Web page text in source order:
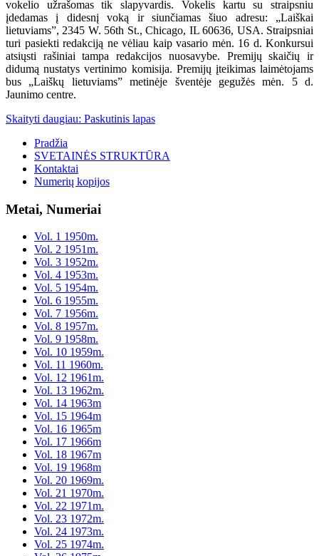
vokelio užrašomas tik slapyvardis. Vokelis kartu su straipsniu
įdedamas į didesnį voką ir siunčiamas šiuo adresu: „Laiškai
lietuviams”, 2345 W. 56th St., Chicago, IL 60636, USA. Straipsniai
turi pasiekti redakciją ne vėliau kaip vasario mėn. 16 d. Konkursui
atsiųsti rašiniai tampa redakcijos nuosavybe. Premijų skaičių ir
didumą nustatys vertinimo komisija. Premijų įteikimas laimėtojams
bus „Laiškų lietuviams” metinėje šventėje gegužės mėn. 5 d.
Jaunimo centre.
Skaityti daugiau: Paskutinis lapas
Pradžia
SVETAINĖS STRUKTŪRA
Kontaktai
Numerių kopijos
Metai, Numeriai
Vol. 1 1950m.
Vol. 2 1951m.
Vol. 3 1952m.
Vol. 4 1953m.
Vol. 5 1954m.
Vol. 6 1955m.
Vol. 7 1956m.
Vol. 8 1957m.
Vol. 9 1958m.
Vol. 10 1959m.
Vol. 11 1960m.
Vol. 12 1961m.
Vol. 13 1962m.
Vol. 14 1963m
Vol. 15 1964m
Vol. 16 1965m
Vol. 17 1966m
Vol. 18 1967m
Vol. 19 1968m
Vol. 20 1969m.
Vol. 21 1970m.
Vol. 22 1971m.
Vol. 23 1972m.
Vol. 24 1973m.
Vol. 25 1974m.